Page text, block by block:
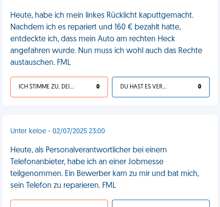
Heute, habe ich mein linkes Rücklicht kaputtgemacht.
Nachdem ich es repariert und 160 € bezahlt hatte,
entdeckte ich, dass mein Auto am rechten Heck
angefahren wurde. Nun muss ich wohl auch das Rechte
austauschen. FML
ICH STIMME ZU, DEIN LEBEN IST SCHEISSE 0 DU HAST ES VERDIENT 0
Unter keloe - 02/07/2025 23:00
Heute, als Personalverantwortlicher bei einem
Telefonanbieter, habe ich an einer Jobmesse
teilgenommen. Ein Bewerber kam zu mir und bat mich,
sein Telefon zu reparieren. FML